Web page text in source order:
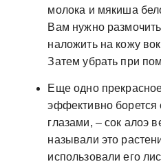
молока и мякиша
Вам нужно
наложить на кожу
Затем убрать при
Еще одно
эффективно
глазами, – сок алоэ
называли это
использовали его